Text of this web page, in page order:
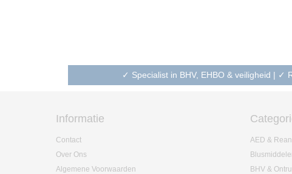
✓ Specialist in BHV, EHBO & veiligheid | ✓
Informatie
Contact
Over Ons
Algemene Voorwaarden
AED &
BHV &